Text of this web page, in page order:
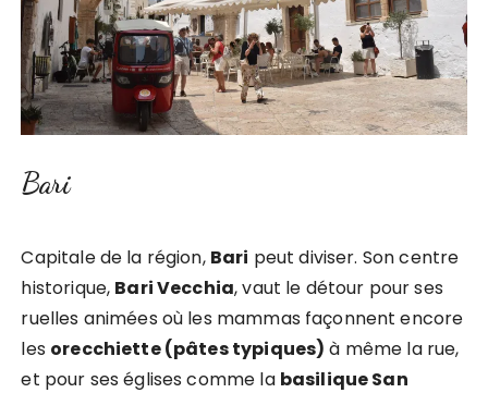
Bari
Capitale de la région, Bari peut diviser. Son centre
historique, Bari Vecchia, vaut le détour pour ses
ruelles animées où les mammas façonnent encore
les orecchiette (pâtes typiques) à même la rue,
et pour ses églises comme la basilique San